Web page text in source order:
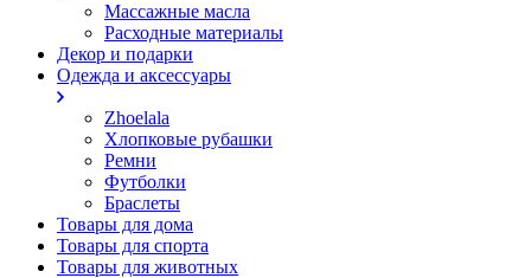
Массажные масла
Расходные материалы
Декор и подарки
Одежда и аксессуары
Zhoelala
Хлопковые рубашки
Ремни
Футболки
Браслеты
Товары для дома
Товары для спорта
Товары для животных